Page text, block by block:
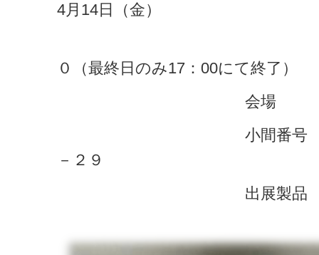
4月14日（金）
０（最終日のみ17：00にて終了）
会場 ： ポート
小間番号 ： 第３
－２９
出展製品